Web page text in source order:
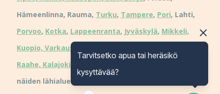
Hämeenlinna, Rauma, Turku, Tampere, Pori, Lahti,
Porvoo, Kotka, Lappeenranta, Jyväskylä, Mikkeli,
Kuopio, Varkaus
Raahe, Kalajoki
näiden lähialueet
Tarvitsetko apua tai heräsikö
kysyttävää?